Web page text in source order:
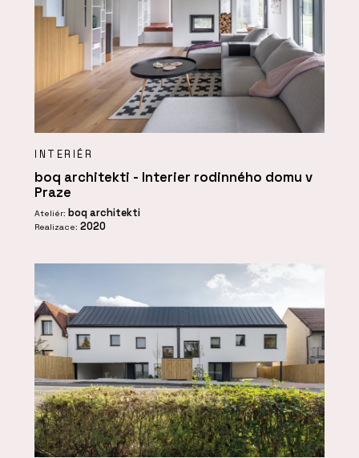
INTERIÉR
boq architekti - Interier rodinného domu v
Praze
Ateliér: boq architekti
Realizace: 2020